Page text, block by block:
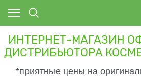
ИНТЕРНЕТ-МАГАЗИН
ДИСТРИБЬЮТОРА
*приятные цены на